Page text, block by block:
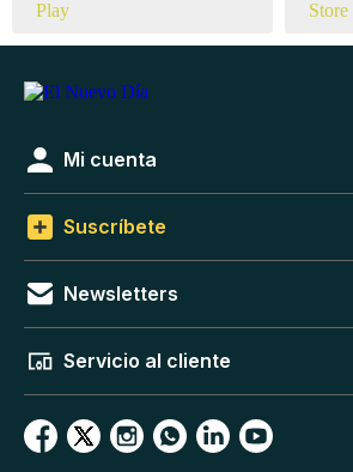
Mi cuenta
Suscríbete
Newsletters
Servicio al cliente